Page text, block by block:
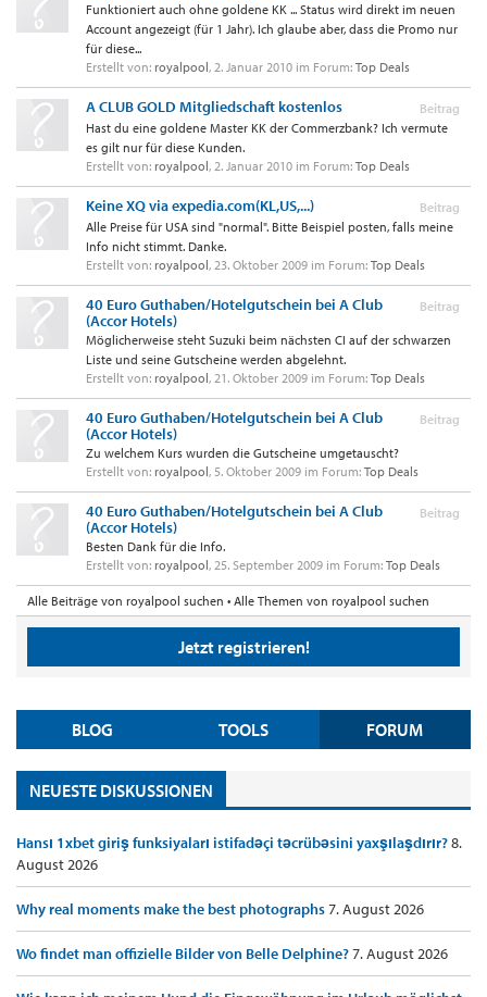
Funktioniert auch ohne goldene KK ... Status wird direkt im neuen
Account angezeigt (für 1 Jahr). Ich glaube aber, dass die Promo nur
für diese...
Erstellt von: royalpool, 2. Januar 2010 im Forum: Top Deals
Beitrag
A CLUB GOLD Mitgliedschaft kostenlos
Hast du eine goldene Master KK der Commerzbank? Ich vermute
es gilt nur für diese Kunden.
Erstellt von: royalpool, 2. Januar 2010 im Forum: Top Deals
Beitrag
Keine XQ via expedia.com(KL,US,...)
Alle Preise für USA sind "normal". Bitte Beispiel posten, falls meine
Info nicht stimmt. Danke.
Erstellt von: royalpool, 23. Oktober 2009 im Forum: Top Deals
Beitrag
40 Euro Guthaben/Hotelgutschein bei A Club
(Accor Hotels)
Möglicherweise steht Suzuki beim nächsten CI auf der schwarzen
Liste und seine Gutscheine werden abgelehnt.
Erstellt von: royalpool, 21. Oktober 2009 im Forum: Top Deals
Beitrag
40 Euro Guthaben/Hotelgutschein bei A Club
(Accor Hotels)
Zu welchem Kurs wurden die Gutscheine umgetauscht?
Erstellt von: royalpool, 5. Oktober 2009 im Forum: Top Deals
Beitrag
40 Euro Guthaben/Hotelgutschein bei A Club
(Accor Hotels)
Besten Dank für die Info.
Erstellt von: royalpool, 25. September 2009 im Forum: Top Deals
Alle Beiträge von royalpool suchen Alle Themen von royalpool suchen
Jetzt registrieren!
BLOG TOOLS FORUM
NEUESTE DISKUSSIONEN
Hansı 1xbet giriş funksiyaları istifadəçi təcrübəsini yaxşılaşdırır?8.
August 2026
Why real moments make the best photographs7. August 2026
Wo findet man offizielle Bilder von Belle Delphine?7. August 2026